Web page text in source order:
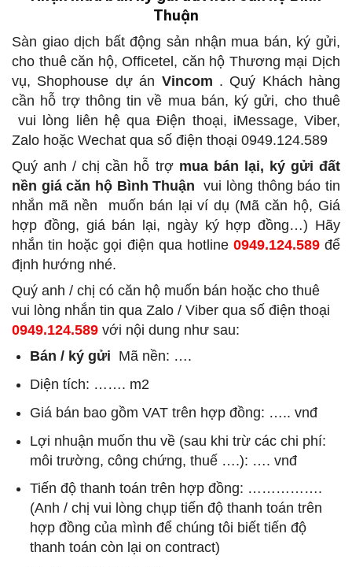
Thuận
Sàn giao dịch bất động sản nhận mua bán, ký gửi,
cho thuê căn hộ, Officetel, căn hộ Thương mại Dịch
vụ, Shophouse dự án Vincom . Quý Khách hàng
cần hỗ trợ thông tin về mua bán, ký gửi, cho thuê
vui lòng liên hệ qua Điện thoại, iMessage, Viber,
Zalo hoặc Wechat qua số điện thoại 0949.124.589
Quý anh / chị cần hỗ trợ mua bán lại, ký gửi đất
nền giá căn hộ Bình Thuận vui lòng thông báo tin
nhắn mã nền
muốn bán lại ví dụ (Mã căn hộ, Giá
hợp đồng, giá bán lại, ngày ký hợp đồng…) Hãy
nhắn tin hoặc gọi điện qua hotline 0949.124.589để
định hướng nhé.
Quý anh / chị có căn hộ muốn bán hoặc cho thuê
vui lòng nhắn tin qua Zalo / Viber qua số điện thoại
0949.124.589 với nội dung như sau:
Bán / ký gửi Mã nền: ….
Diện tích: ……. m2
Giá bán bao gồm VAT trên hợp đồng: ….. vnđ
Lợi nhuận muốn thu về (sau khi trừ các chi phí:
môi trường, công chứng, thuế ….): …. vnđ
Tiến độ thanh toán trên hợp đồng: …………….
(Anh / chị vui lòng chụp tiến độ thanh toán trên
hợp đồng của mình để chúng tôi biết tiến độ
thanh toán còn lại on contract)